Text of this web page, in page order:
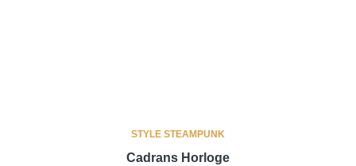
STYLE STEAMPUNK
Cadrans Horloge